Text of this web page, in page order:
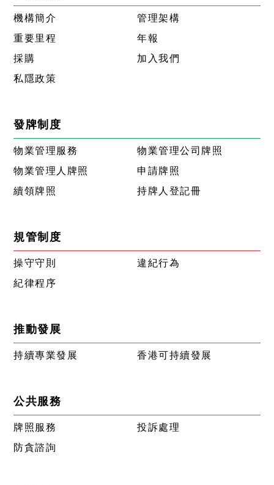
機構簡介
管理架構
重要里程
年報
採購
加入我們
私隱政策
發牌制度
物業管理服務
物業管理公司牌照
物業管理人牌照
申請牌照
續領牌照
持牌人登記冊
規管制度
操守守則
違紀行為
紀律程序
推動發展
持續專業發展 香港可持續發展
公共服務
牌照服務
投訴處理
防貪諮詢